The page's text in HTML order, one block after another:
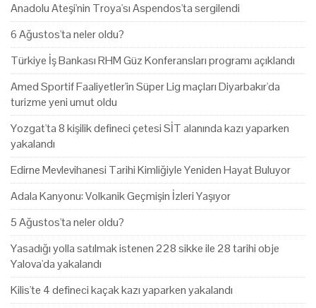
Anadolu Ateşi'nin Troya'sı Aspendos'ta sergilendi
6 Ağustos'ta neler oldu?
Türkiye İş Bankası RHM Güz Konferansları programı açıklandı
Amed Sportif Faaliyetler'in Süper Lig maçları Diyarbakır'da
turizme yeni umut oldu
Yozgat'ta 8 kişilik defineci çetesi SİT alanında kazı yaparken
yakalandı
Edirne Mevlevihanesi Tarihi Kimliğiyle Yeniden Hayat Buluyor
Adala Kanyonu: Volkanik Geçmişin İzleri Yaşıyor
5 Ağustos'ta neler oldu?
Yasadığı yolla satılmak istenen 228 sikke ile 28 tarihi obje
Yalova'da yakalandı
Kilis'te 4 defineci kaçak kazı yaparken yakalandı